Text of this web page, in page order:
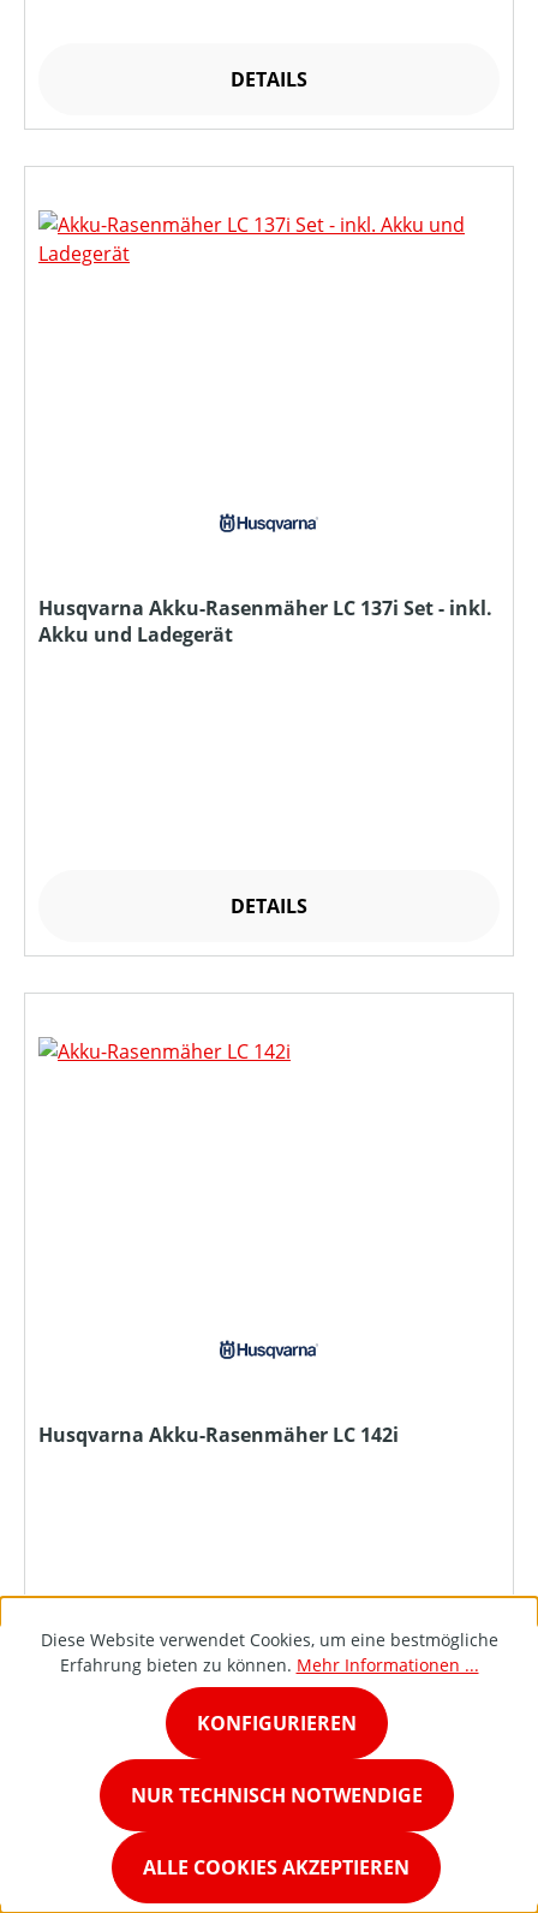
DETAILS
Husqvarna Akku-Rasenmäher LC 137i Set - inkl.
Akku und Ladegerät
DETAILS
Husqvarna Akku-Rasenmäher LC 142i
DETAILS
Diese Website verwendet Cookies, um eine bestmögliche
Erfahrung bieten zu können. Mehr Informationen ...
NUR TECHNISCH NOTWENDIGE
KONFIGURIEREN
ALLE COOKIES AKZEPTIEREN